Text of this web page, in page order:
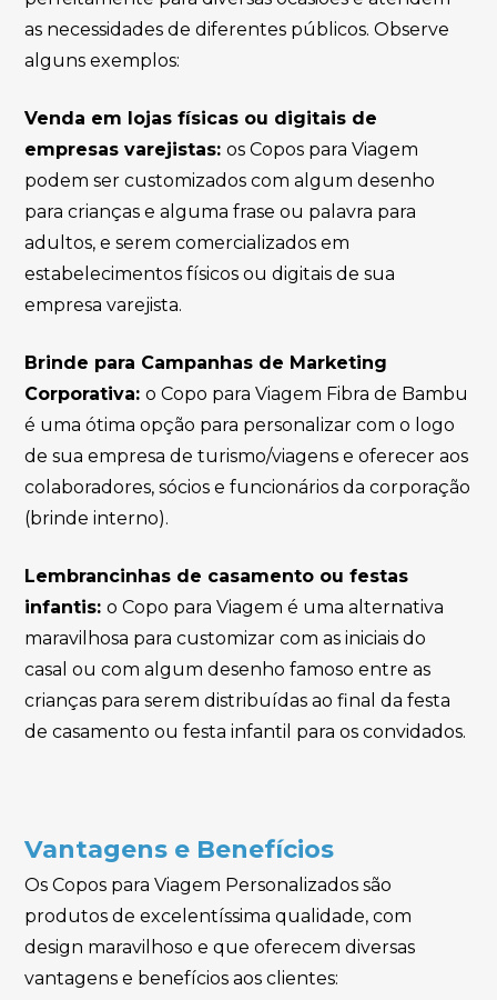
as necessidades de diferentes públicos. Observe
alguns exemplos:
Venda em lojas físicas ou digitais de
empresas varejistas:os Copos para Viagem
podem ser customizados com algum desenho
para crianças e alguma frase ou palavra para
adultos, e serem comercializados em
estabelecimentos físicos ou digitais de sua
empresa varejista.
Brinde para Campanhas de Marketing
Corporativa:o Copo para Viagem Fibra de Bambu
é uma ótima opção para personalizar com o logo
de sua empresa de turismo/viagens e oferecer aos
colaboradores, sócios e funcionários da corporação
(brinde interno).
Lembrancinhas de casamento ou festas
infantis:o Copo para Viagem é uma alternativa
maravilhosa para customizar com as iniciais do
casal ou com algum desenho famoso entre as
crianças para serem distribuídas ao final da festa
de casamento ou festa infantil para os convidados.
Vantagens e Benefícios
Os Copos para Viagem Personalizados são
produtos de excelentíssima qualidade, com
design maravilhoso e que oferecem diversas
vantagens e benefícios aos clientes: